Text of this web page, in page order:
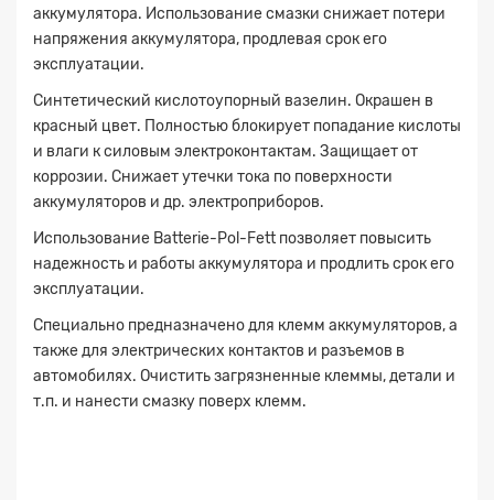
аккумулятора. Использование смазки снижает потери
напряжения аккумулятора, продлевая срок его
эксплуатации.
Синтетический кислотоупорный вазелин. Окрашен в
красный цвет. Полностью блокирует попадание кислоты
и влаги к силовым электроконтактам. Защищает от
коррозии. Снижает утечки тока по поверхности
аккумуляторов и др. электроприборов.
Использование Batterie-Pol-Fett позволяет повысить
надежность и работы аккумулятора и продлить срок его
эксплуатации.
Специально предназначено для клемм аккумуляторов, а
также для электрических контактов и разъемов в
автомобилях. Очистить загрязненные клеммы, детали и
т.п. и нанести смазку поверх клемм.